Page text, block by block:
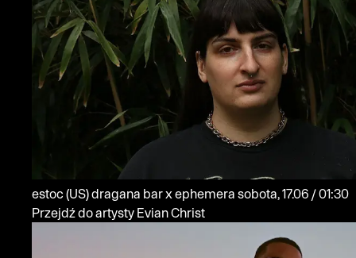
estoc (US)dragana bar x ephemera
sobota, 17.06 / 01:30
Przejdź do artysty Evian Christ